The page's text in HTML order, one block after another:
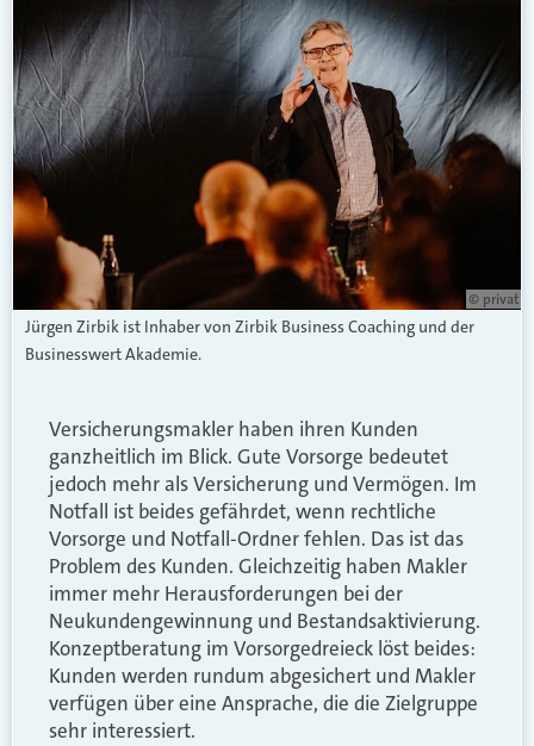
© privat
Jürgen Zirbik ist Inhaber von Zirbik Business Coaching und der
Businesswert Akademie.
Versicherungsmakler haben ihren Kunden
ganzheitlich im Blick. Gute Vorsorge bedeutet
jedoch mehr als Versicherung und Vermögen. Im
Notfall ist beides gefährdet, wenn rechtliche
Vorsorge und Notfall-Ordner fehlen. Das ist das
Problem des Kunden. Gleichzeitig haben Makler
immer mehr Herausforderungen bei der
Neukundengewinnung und Bestandsaktivierung.
Konzeptberatung im Vorsorgedreieck löst beides:
Kunden werden rundum abgesichert und Makler
verfügen über eine Ansprache, die die Zielgruppe
sehr interessiert.